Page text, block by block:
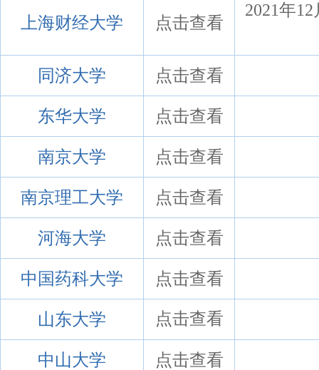
上海财经大学 点击查看
2021年
同济大学 点击查看
东华大学 点击查看
南京大学 点击查看
南京理工大学 点击查看
河海大学 点击查看
中国药科大学 点击查看
山东大学 点击查看
中山大学 点击查看